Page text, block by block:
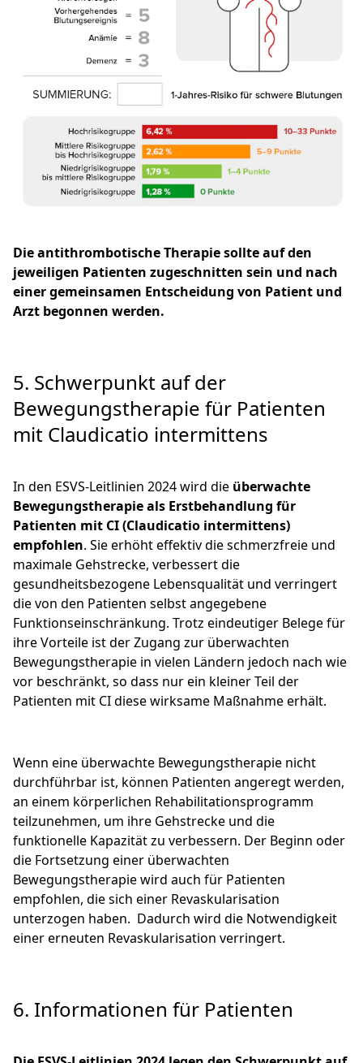
Die antithrombotische Therapie sollte auf den
jeweiligen Patienten zugeschnitten sein und nach
einer gemeinsamen Entscheidung von Patient und
Arzt begonnen werden.
5. Schwerpunkt auf der
Bewegungstherapie für Patienten
mit Claudicatio intermittens
In den ESVS-Leitlinien 2024 wird die überwachte
Bewegungstherapie als Erstbehandlung für
Patienten mit CI (Claudicatio intermittens)
empfohlen. Sie erhöht effektiv die schmerzfreie und
maximale Gehstrecke, verbessert die
gesundheitsbezogene Lebensqualität und verringert
die von den Patienten selbst angegebene
Funktionseinschränkung. Trotz eindeutiger Belege für
ihre Vorteile ist der Zugang zur überwachten
Bewegungstherapie in vielen Ländern jedoch nach wie
vor beschränkt, so dass nur ein kleiner Teil der
Patienten mit CI diese wirksame Maßnahme erhält.
Wenn eine überwachte Bewegungstherapie nicht
durchführbar ist, können Patienten angeregt werden,
an einem körperlichen Rehabilitationsprogramm
teilzunehmen, um ihre Gehstrecke und die
funktionelle Kapazität zu verbessern. Der Beginn oder
die Fortsetzung einer überwachten
Bewegungstherapie wird auch für Patienten
empfohlen, die sich einer Revaskularisation
unterzogen haben. Dadurch wird die Notwendigkeit
einer erneuten Revaskularisation verringert.
6. Informationen für Patienten